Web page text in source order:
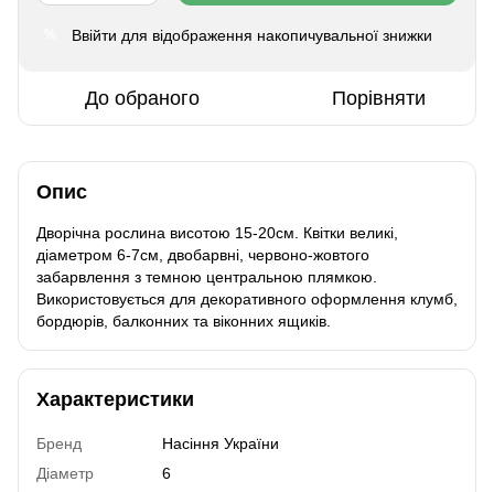
Ввійти для відображення накопичувальної знижки
До обраного Порівняти
Опис
Дворічна рослина висотою 15-20см. Квітки великі,
діаметром 6-7см, двобарвні, червоно-жовтого
забарвлення з темною центральною плямкою.
Використовується для декоративного оформлення клумб,
бордюрів, балконних та віконних ящиків.
Характеристики
Бренд
Насіння України
Діаметр
6